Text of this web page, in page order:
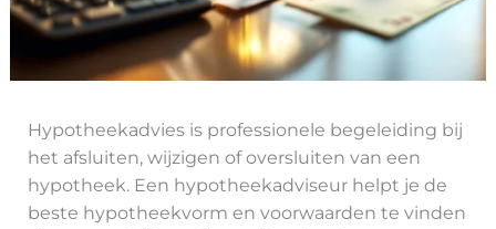
Hypotheekadvies is professionele begeleiding bij
het afsluiten, wijzigen of oversluiten van een
hypotheek. Een hypotheekadviseur helpt je de
beste hypotheekvorm en voorwaarden te vinden